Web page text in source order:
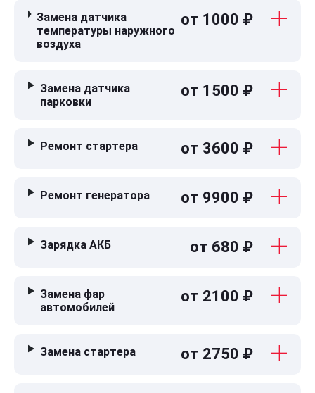
Замена датчика
температуры наружного
воздуха
от 1000 ₽
Замена датчика
парковки
от 1500 ₽
Ремонт стартера от 3600 ₽
Ремонт генератора от 9900 ₽
Зарядка АКБ от 680 ₽
Замена фар
автомобилей
от 2100 ₽
Замена стартера от 2750 ₽